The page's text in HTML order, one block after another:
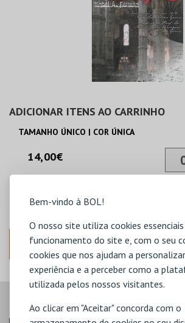
Bem-vindo à BOL!
O nosso site utiliza cookies
funcionamento do site e, com o seu
cookies que nos ajudam a
experiência e a perceber como a
utilizada pelos nossos visitantes.
Ao clicar em "Aceitar" concorda com o
ADICIONAR ITENS AO CARRINHO
TAMANHO ÚNICO | COR ÚNICA
14,00€
ADICIONAR
ANTERIOR
PASSO- QUANTIDADE